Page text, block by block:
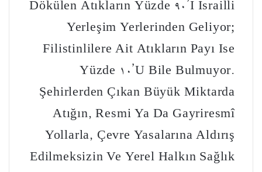
Dökülen Atıkların Yüzde 90’ı İsrailli
Yerleşim Yerlerinden Geliyor;
Filistinlilere Ait Atıkların Payı Ise
Yüzde 10’u Bile Bulmuyor.
Şehirlerden Çıkan Büyük Miktarda
Atığın, Resmi Ya Da Gayriresmî
Yollarla, Çevre Yasalarına Aldırış
Edilmeksizin Ve Yerel Halkın Sağlık